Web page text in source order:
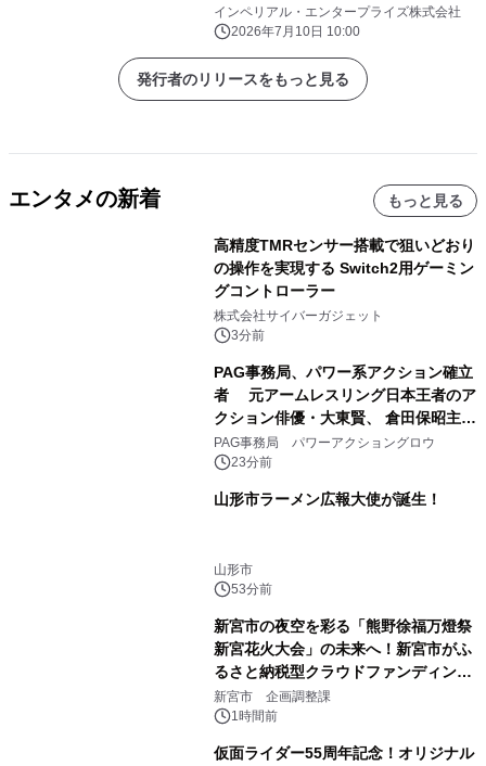
ズウオッチ
インペリアル・エンタープライズ株式会社
2026年7月10日 10:00
発行者のリリースをもっと見る
エンタメの新着 もっと見る
高精度TMRセンサー搭載で狙いどおり
の操作を実現する Switch2用ゲーミン
グコントローラー
株式会社サイバーガジェット
3分前
PAG事務局、パワー系アクション確立
者 元アームレスリング日本王者のア
クション俳優・大東賢、 倉田保昭主演
映画『夢物語』で倉田保昭、 サモ・ハ
ン・キンポーと共演 国際舞台へ活躍
PAG事務局 パワーアクショングロウ
23分前
山形市ラーメン広報大使が誕生！
山形市
53分前
新宮市の夜空を彩る「熊野徐福万燈祭
新宮花火大会」の未来へ！新宮市がふ
るさと納税型クラウドファンディング
を開始
新宮市 企画調整課
1時間前
仮面ライダー55周年記念！オリジナル